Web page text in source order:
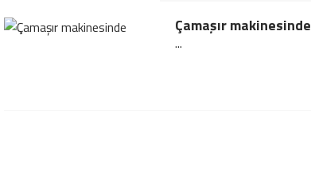
Çamaşır makinesinde
...